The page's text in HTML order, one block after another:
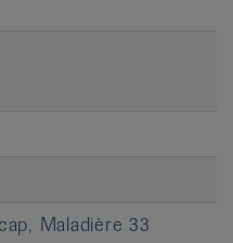
Maladière 33